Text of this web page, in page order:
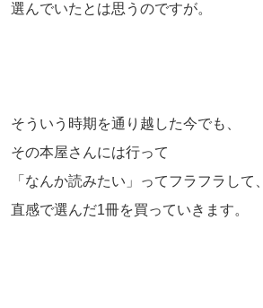
選んでいたとは思うのですが。
そういう時期を通り越した今でも、
その本屋さんには行って
「なんか読みたい」ってフラフラして、
直感で選んだ1冊を買っていきます。